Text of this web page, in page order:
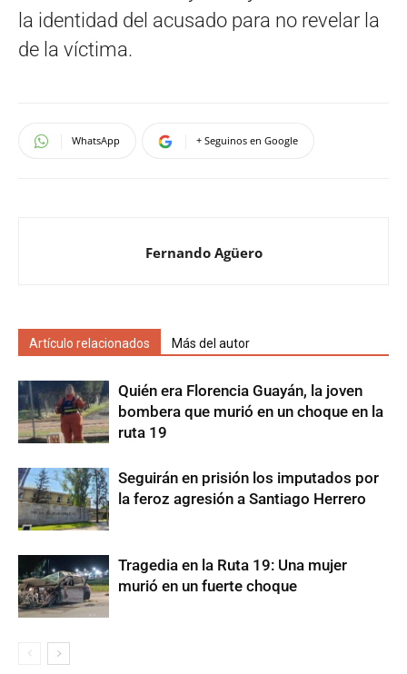
la identidad del acusado para no revelar la
de la víctima.
WhatsApp + Seguinos en Google
Fernando Agüero
Artículo relacionados Más del autor
Quién era Florencia Guayán, la joven
bombera que murió en un choque en la
ruta 19
Seguirán en prisión los imputados por
la feroz agresión a Santiago Herrero
Tragedia en la Ruta 19: Una mujer
murió en un fuerte choque